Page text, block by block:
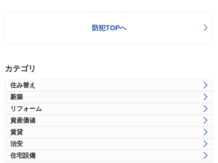
防犯TOPへ
カテゴリ
住み替え
新築
リフォーム
資産価値
賃貸
治安
住宅設備